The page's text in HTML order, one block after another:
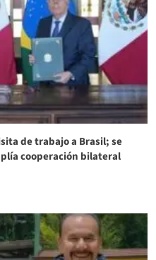
de trabajo a Brasil; se
cooperación bilateral